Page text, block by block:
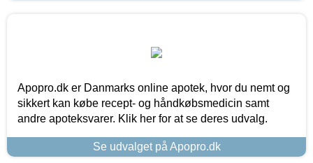
Apopro.dk er Danmarks online apotek, hvor du nemt og
sikkert kan købe recept- og håndkøbsmedicin samt
andre apoteksvarer. Klik her for at se deres udvalg.
Se udvalget på Apopro.dk